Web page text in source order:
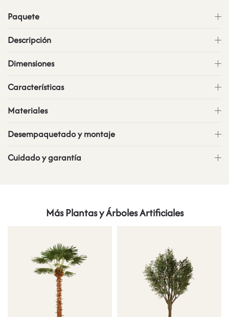
Paquete
Descripción
Dimensiones
Características
Materiales
Desempaquetado y montaje
Cuidado y garantía
Más Plantas y Árboles Artificiales